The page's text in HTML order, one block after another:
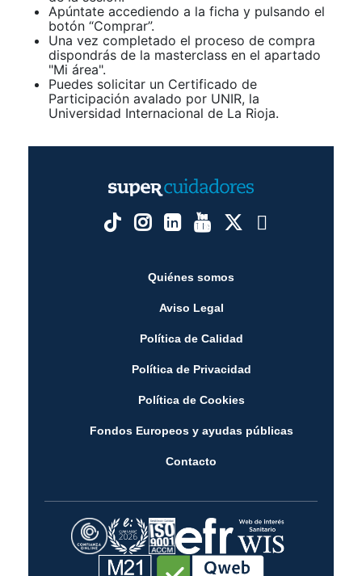
Apúntate accediendo a la ficha y pulsando el
botón “Comprar”.
Una vez completado el proceso de compra
dispondrás de la masterclass en el apartado
"Mi área".
Puedes solicitar un Certificado de
Participación avalado por UNIR, la
Universidad Internacional de La Rioja.
Quiénes somos
Aviso Legal
Política de Calidad
Política de Privacidad
Política de Cookies
Fondos Europeos y ayudas públicas
Contacto